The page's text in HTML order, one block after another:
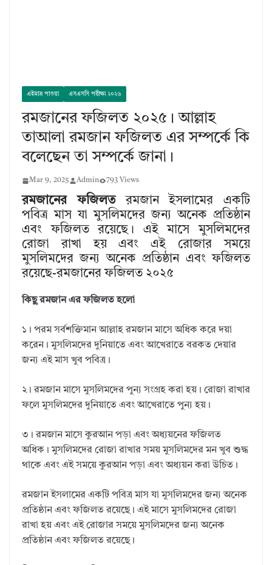
এইমাত্র পাওয়া এসএসসি পরীক্ষা ২০২৬
রমজানের ফজিলত ২০২৫। আল্লাহ
তাআলা রমজান ফজিলত এর সম্পর্কে কি
বলেছেন তা সম্পর্কে জানা।
Mar 9, 2025 Admin 793 Views
রমজানের ফজিলত রমজান ইসলামের একটি
পবিত্র মাস যা মুসলিমদের জন্য অনেক প্রতিষ্ঠান
এবং ফজিলত রয়েছে। এই মাসে মুসলিমদের
রোজা রাখা হয় এবং এই রোজার সময়ে
মুসলিমদের জন্য অনেক প্রতিষ্ঠান এবং ফজিলত
রয়েছে-রমজানের ফজিলত ২০২৫
কিছু রমজান এর ফজিলত হলো
১। পরম সর্বশক্তিমান আল্লাহ রমজান মাসে অধিক করে দয়া
করেন। মুসলিমদের দুনিয়াতে এবং আখেরাতে বরকত দেয়ার
জন্য এই মাস খুব পবিত্র।
২। রমজান মাসে মুসলিমদের পুন্য সংগ্রহ করা হয়। রোজা রাখার
ফলে মুসলিমদের দুনিয়াতে এবং আখেরাতে পুন্য হয়।
৩। রমজান মাসে কুরআন পড়া এবং অধ্যয়নের ফজিলত
অধিক। মুসলিমদের রোজা রাখার সময় মুসলিমদের মন খুব শুদ্ধ
থাকে এবং এই সময়ে কুরআন পড়া এবং অধ্যয়ন করা উচিত।
রমজান ইসলামের একটি পবিত্র মাস যা মুসলিমদের জন্য অনেক
প্রতিষ্ঠান এবং ফজিলত রয়েছে। এই মাসে মুসলিমদের রোজা
রাখা হয় এবং এই রোজার সময়ে মুসলিমদের জন্য অনেক
প্রতিষ্ঠান এবং ফজিলত রয়েছে।